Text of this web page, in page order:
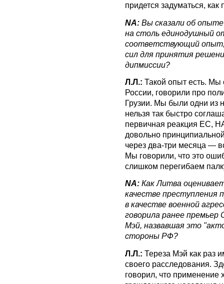
придется задуматься,
NA: Вы сказали об
на столь единодушный
соответствующий
сил для принятия
дипмиссии?
Л.Л.: Такой опыт есть. Мы
России, говорили про
Грузии. Мы были одни из
нельзя так быстро
первичная реакция ЕС,
довольно
через два-три месяца —
Мы говорили, что это
слишком перегибаем
NA: Как Литва
качестве преступления
в качестве военной
говорила ранее премьер
Мэй, назвавшая это
стороны РФ?
Л.Л.: Тереза Мэй как раз
своего расследования.
говорил, что применение